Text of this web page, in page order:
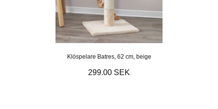
Klöspelare Batres, 62 cm, beige
299.00 SEK